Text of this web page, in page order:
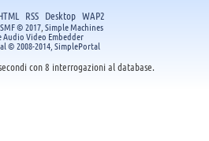
RSS Desktop WAP2
SMF © 2017 Simple Machines
Audio Video Embedder
© 2008-2014, SimplePortal
con 8 interrogazioni al database.